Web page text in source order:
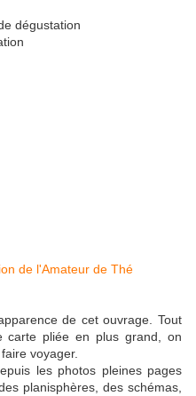
dégustation
de cet ouvrage. Tout
carte pliée en plus grand, on
voyager.
les photos pleines pages
planisphères, des schémas,